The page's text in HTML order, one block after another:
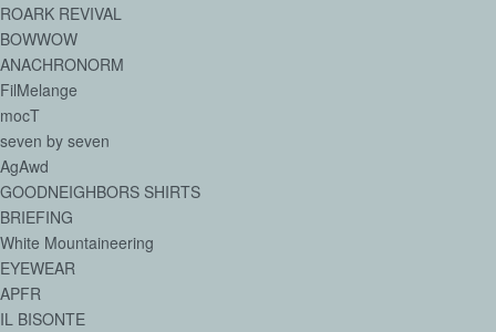
ROARK REVIVAL
BOWWOW
ANACHRONORM
FilMelange
mocT
seven by seven
AgAwd
GOODNEIGHBORS SHIRTS
BRIEFING
White Mountaineering
EYEWEAR
APFR
IL BISONTE